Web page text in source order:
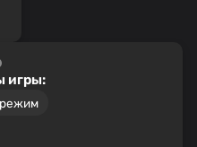
игры: